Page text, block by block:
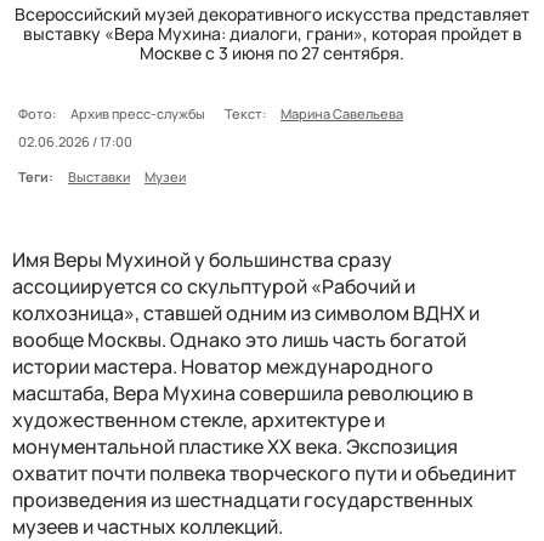
Всероссийский музей декоративного искусства представляет
выставку «Вера Мухина: диалоги, грани», которая пройдет в
Москве с 3 июня по 27 сентября.
Фото: Архив пресс-службы Текст:
Марина Савельева
02.06.2026 / 17:00
Теги:
Выставки Музеи
Имя Веры Мухиной у большинства сразу
ассоциируется со скульптурой «Рабочий и
колхозница», ставшей одним из символом ВДНХ и
вообще Москвы. Однако это лишь часть богатой
истории мастера. Новатор международного
масштаба, Вера Мухина совершила революцию в
художественном стекле, архитектуре и
монументальной пластикеXXвека. Экспозиция
охватит почти полвека творческого пути и объединит
произведения из шестнадцати государственных
музеев и частных коллекций.